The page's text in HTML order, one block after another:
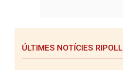
ÚLTIMES NOTÍCIES RIPOLL